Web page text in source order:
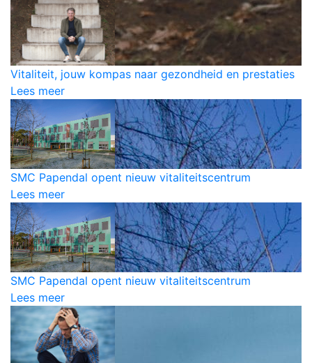
Vitaliteit, jouw kompas naar gezondheid en prestaties
Lees meer
SMC Papendal opent nieuw vitaliteitscentrum
Lees meer
SMC Papendal opent nieuw vitaliteitscentrum
Lees meer